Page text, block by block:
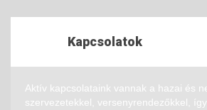
Kapcsolatok
Aktív kapcsolataink vannak a hazai és
szervezetekkel, versenyrendezőkkel,